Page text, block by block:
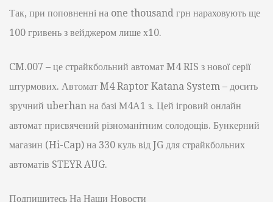
Так, при поповненні на one thousand грн нараховують ще
100 гривень з вейджером лише х10.
CM.007 – це страйкбольний автомат M4 RIS з нової серії
штурмових. Автомат M4 Raptor Katana System – досить
зручний uberhan на базі М4А1 з. Цей ігровий онлайн
автомат присвячений різноманітним солодощів. Бункерний
магазин (Hi-Cap) на 330 куль від JG для страйкбольних
автоматів STEYR AUG.
Подпишитесь На Наши Новости